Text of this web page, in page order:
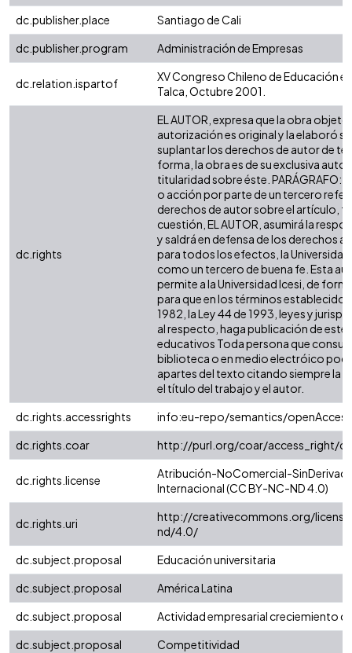
dc.publisher.place
Santiago de Cali
dc.publisher.program
Administración de Empresas
dc.relation.ispartof
XV Congreso Chileno de Educación
Talca, Octubre 2001.
dc.rights
EL AUTOR, expresa que la obra
autorización es original y la elaboró
suplantar los derechos de autor de
forma, la obra es de su exclusiva
titularidad sobre éste. PARÁGRAFO:
o acción por parte de un tercero
derechos de autor sobre el artículo,
cuestión, EL AUTOR, asumirá la
y saldrá en defensa de los derechos
para todos los efectos, la Universidad
como un tercero de buena fe. Esta
permite a la Universidad Icesi, de
para que en los términos establecidos
1982, la Ley 44 de 1993, leyes y
al respecto, haga publicación de este
educativos Toda persona que
biblioteca o en medio electróico
apartes del texto citando siempre la
el título del trabajo y el autor.
dc.rights.accessrights
info:eu-repo/semantics/openAccess
dc.rights.coar
http://purl.org/coar/access_right/
dc.rights.license
Atribución-NoComercial-
Internacional (CC BY-NC-ND 4.0)
dc.rights.uri
http://creativecommons.org/
nd/4.0/
dc.subject.proposal
Educación universitaria
dc.subject.proposal
América Latina
dc.subject.proposal
Actividad empresarial creciemiento
dc.subject.proposal
Competitividad